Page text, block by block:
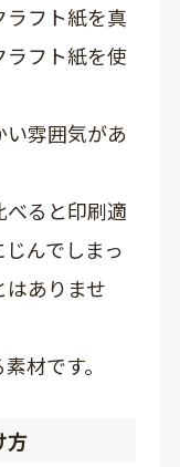
フト紙を真
ラフト紙を使
雰囲気があ
べると印刷適
んでしまっ
ありませ
材です。
方